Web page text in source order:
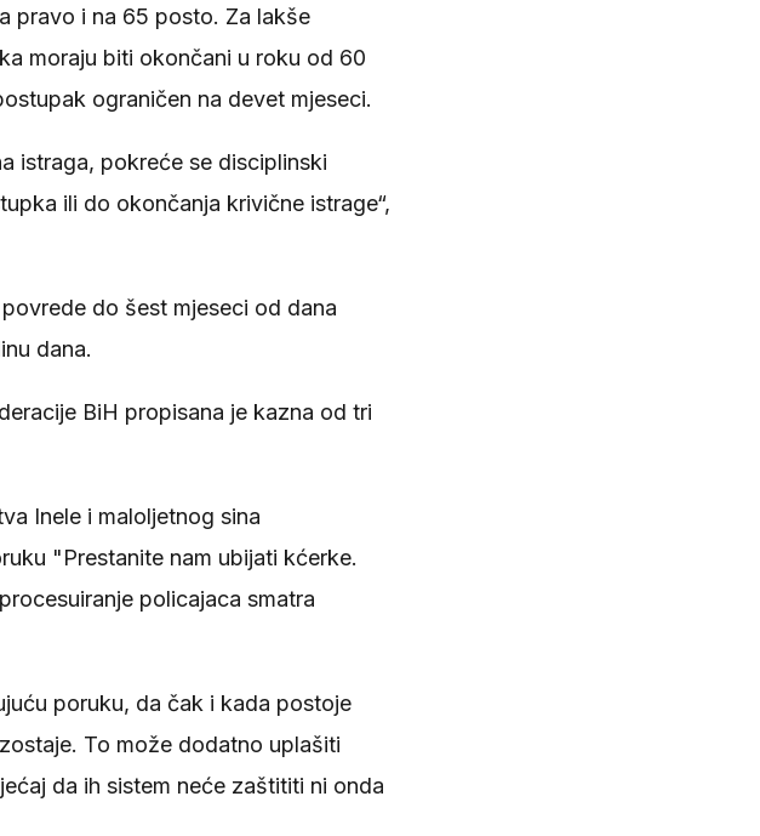
pravo i na 65 posto. Za lakše
moraju biti okončani u roku od 60
ograničen na devet mjeseci.
istraga, pokreće se disciplinski
ili do okončanja krivične istrage“,
do šest mjeseci od dana
dana.
BiH propisana je kazna od tri
Inele i maloljetnog sina
"Prestanite nam ubijati kćerke.
policajaca smatra
poruku, da čak i kada postoje
To može dodatno uplašiti
da ih sistem neće zaštititi ni onda